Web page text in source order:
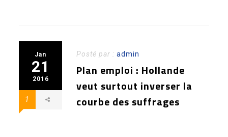
Jan
21
2016
1
Posté par :admin
Plan emploi : Hollande
veut surtout inverser la
courbe des suffrages